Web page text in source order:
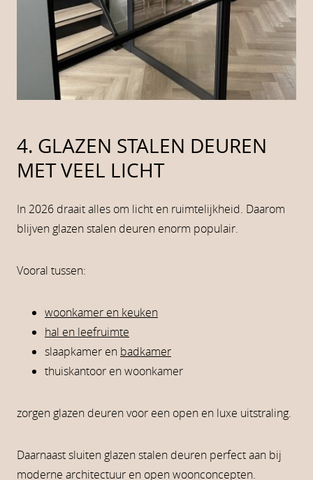
4. GLAZEN STALEN DEUREN
MET VEEL LICHT
In 2026 draait alles om licht en ruimtelijkheid. Daarom
blijven glazen stalen deuren enorm populair.
Vooral tussen:
woonkamer en keuken
hal en leefruimte
slaapkamer en badkamer
thuiskantoor en woonkamer
zorgen glazen deuren voor een open en luxe uitstraling.
Daarnaast sluiten glazen stalen deuren perfect aan bij
moderne architectuur en open woonconcepten.